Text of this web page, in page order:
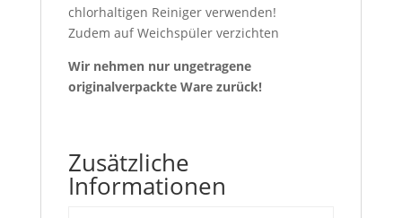
chlorhaltigen Reiniger verwenden!
Zudem auf Weichspüler verzichten
Wir nehmen nur ungetragene
originalverpackte Ware zurück!
Zusätzliche
Informationen